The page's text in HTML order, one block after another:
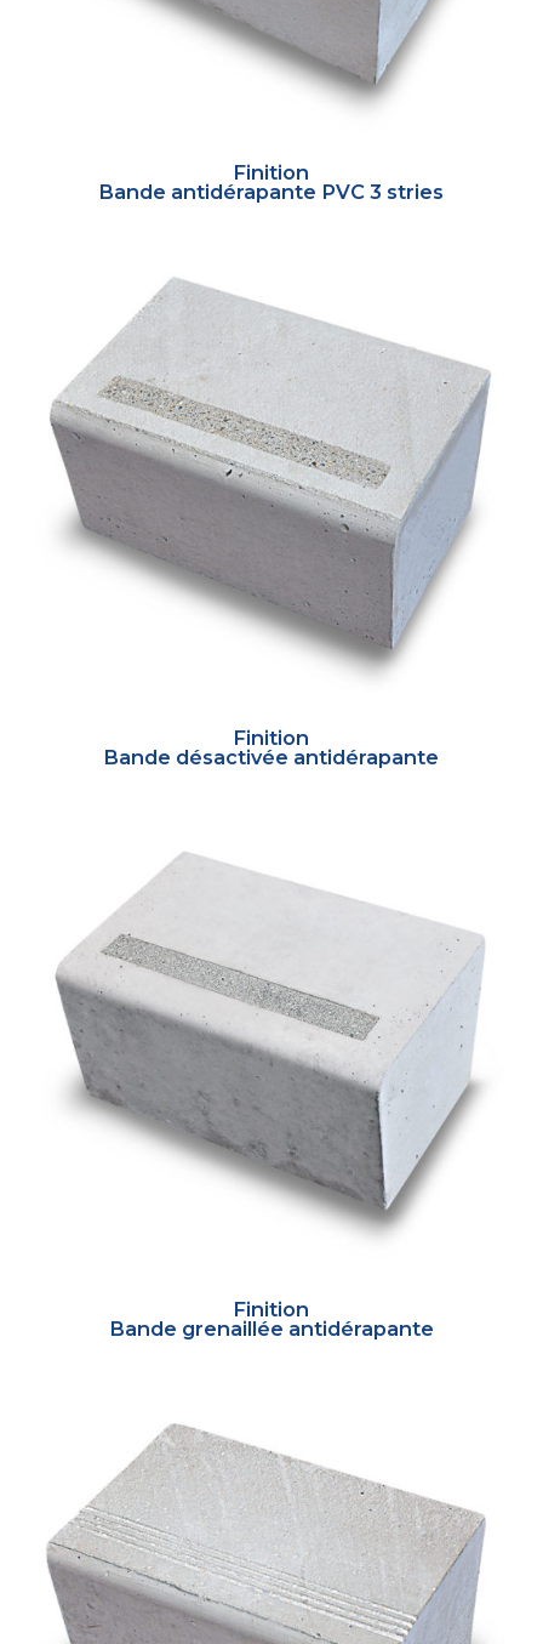
Finition
Bande antidérapante PVC 3 stries
Finition
Bande désactivée antidérapante
Finition
Bande grenaillée antidérapante